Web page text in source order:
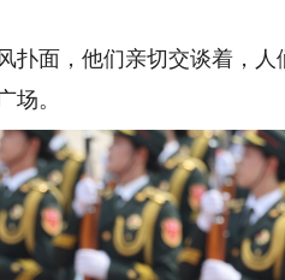
面，他们亲切交谈着，人
场。